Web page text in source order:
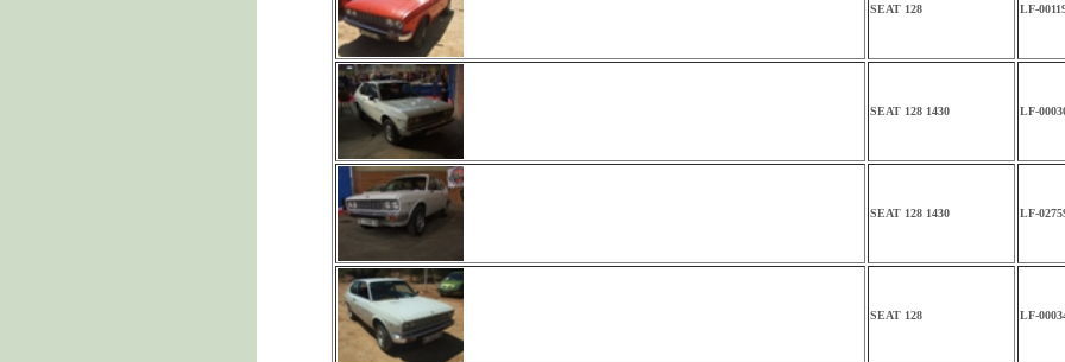
SEAT 128 LF-
SEAT 128 1430 LF-
SEAT 128 1430 LF-
SEAT 128 LF-